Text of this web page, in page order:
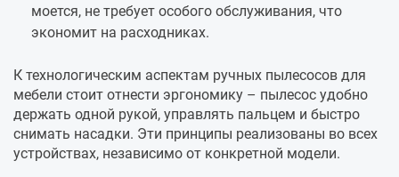
моется, не требует особого обслуживания, что
экономит на расходниках.
К технологическим аспектам ручных пылесосов для
мебели стоит отнести эргономику – пылесос удобно
держать одной рукой, управлять пальцем и быстро
снимать насадки. Эти принципы реализованы во всех
устройствах, независимо от конкретной модели.